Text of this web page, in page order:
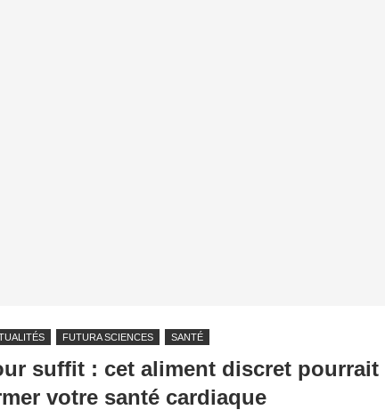
FUTURA SCIENCES SANTÉ
suffit : cet aliment discret pourrait
votre santé cardiaque